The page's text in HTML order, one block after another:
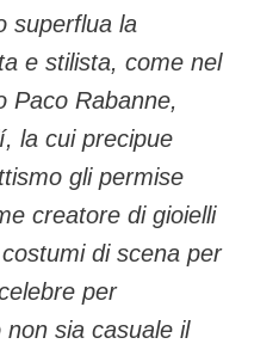
superflua la
e stilista, come nel
Paco Rabanne,
la cui precipue
gli permise
creatore di gioielli
di scena per
per
non sia casuale il